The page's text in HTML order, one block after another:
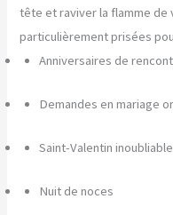
tête et raviver la flamme de
particulièrement prisées
Anniversaires de
Demandes en mariage
Saint-Valentin inoubliable
Nuit de noces